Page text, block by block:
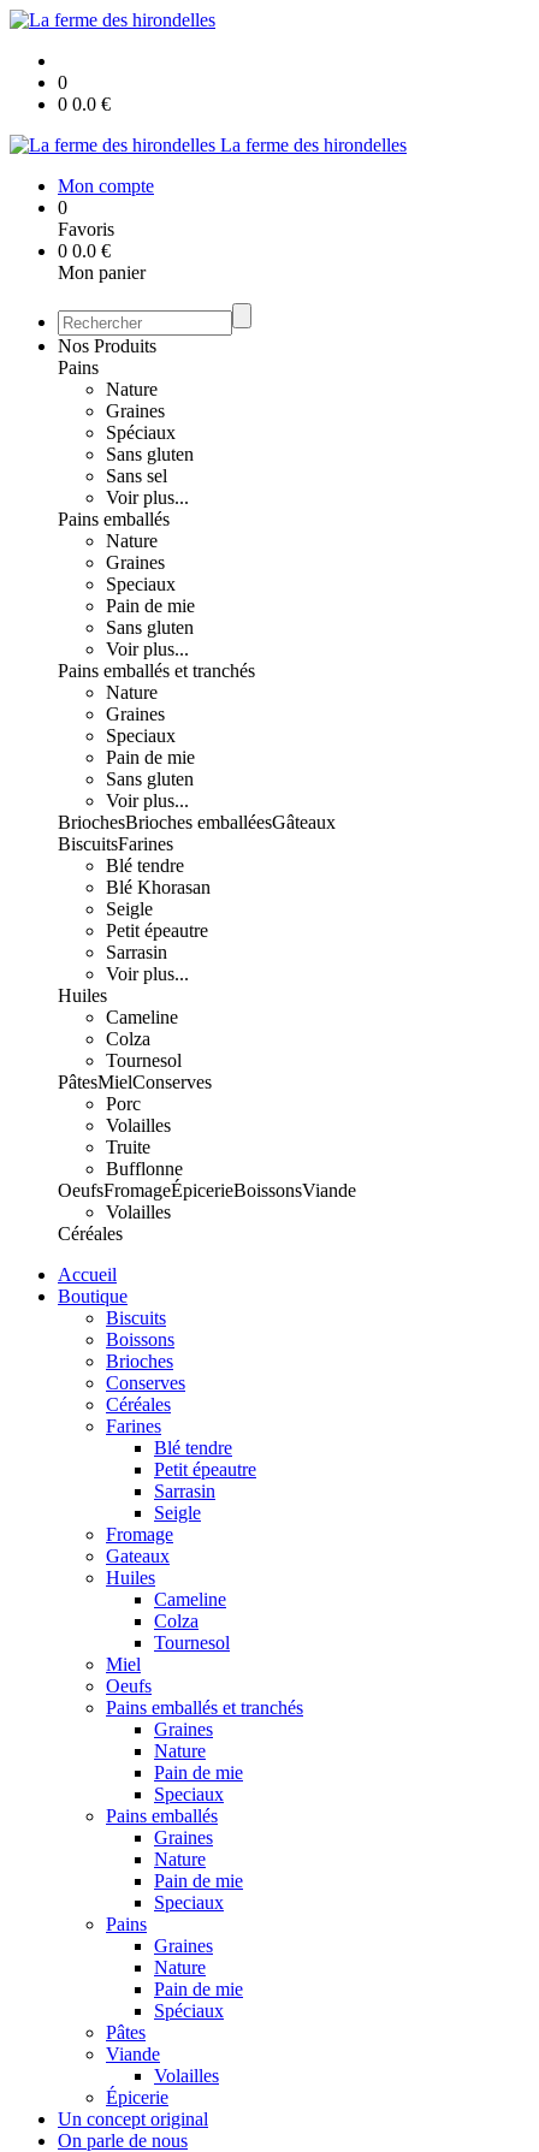
0
0 0.0 €
La ferme des hirondelles
Mon compte
0
Favoris
0 0.0 €
Mon panier
Nos Produits
Pains
Nature
Graines
Spéciaux
Sans gluten
Sans sel
Voir plus...
Pains emballés
Nature
Graines
Speciaux
Pain de mie
Sans gluten
Voir plus...
Pains emballés et tranchés
Nature
Graines
Speciaux
Pain de mie
Sans gluten
Voir plus...
BriochesBrioches emballéesGâteaux
BiscuitsFarines
Blé tendre
Blé Khorasan
Seigle
Petit épeautre
Sarrasin
Voir plus...
Huiles
Cameline
Colza
Tournesol
PâtesMielConserves
Porc
Volailles
Truite
Bufflonne
OeufsFromageÉpicerieBoissonsViande
Volailles
Céréales
Accueil
Boutique
Biscuits
Boissons
Brioches
Conserves
Céréales
Farines
Blé tendre
Petit épeautre
Sarrasin
Seigle
Fromage
Gateaux
Huiles
Cameline
Colza
Tournesol
Miel
Oeufs
Pains emballés et tranchés
Graines
Nature
Pain de mie
Speciaux
Pains emballés
Graines
Nature
Pain de mie
Speciaux
Pains
Graines
Nature
Pain de mie
Spéciaux
Pâtes
Viande
Volailles
Épicerie
Un concept original
On parle de nous